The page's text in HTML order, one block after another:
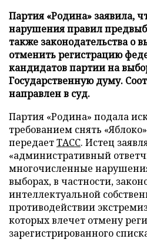
Партия «Родина» заявила,
нарушения правил
также законодательства о
отменить регистрацию
кандидатов партии на
Государственную думу.
направлен в суд.
Партия «Родина» подала
требованием снять
передаетТАСС. Истец
«административный
многочисленные
выборах, в частности,
интеллектуальной
противодействии
которых влечет отмену
зарегистрированного